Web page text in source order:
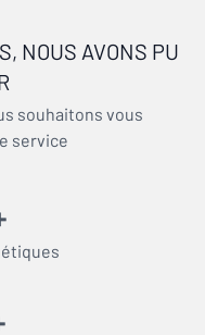
NOUS AVONS PU
souhaitons vous
service